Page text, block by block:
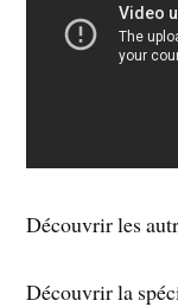
Découvrir les
Découvrir la